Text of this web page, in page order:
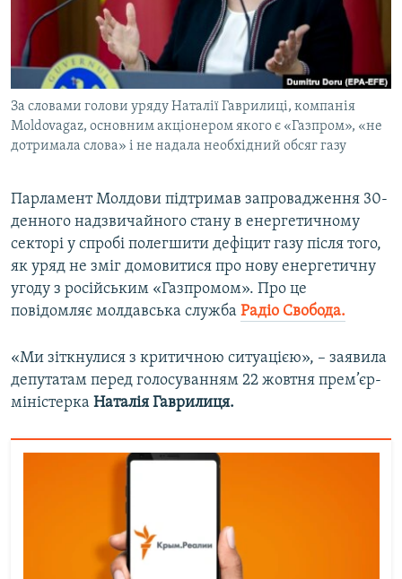
ВІДЕОУРОКИ «ELIFBE»
СВІДЧЕННЯ ОКУПАЦІЇ
УКРАЇНСЬКА ПРОБЛЕМА КРИМУ
ІНФОГРАФІКА
Русский
Qırımtatar
ДОЛУЧАЙСЯ!
Усі сайти RFE/RL
За словами голови уряду Наталії Гаврилиці, компанія
Moldovagaz, основним акціонером якого є «Газпром», «не
дотримала слова» і не надала необхідний обсяг газу
Парламент Молдови підтримав запровадження 30-
денного надзвичайного стану в енергетичному
секторі у спробі полегшити дефіцит газу після того,
як уряд не зміг домовитися про нову енергетичну
угоду з російським «Газпромом». Про це
повідомляє молдавська служба Радіо Свобода.
«Ми зіткнулися з критичною ситуацією», – заявила
депутатам перед голосуванням 22 жовтня прем’єр-
міністерка Наталія Гаврилиця.